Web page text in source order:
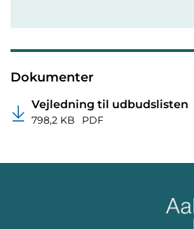
Dokumenter
Vejledning til udbudslisten
798,2 KB PDF